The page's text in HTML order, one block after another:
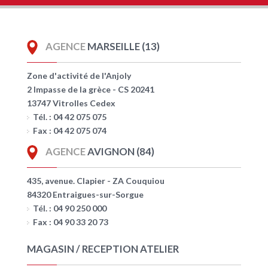
AGENCEMARSEILLE (13)
Zone d'activité de l'Anjoly
2 Impasse de la grèce - CS 20241
13747 Vitrolles Cedex
Tél. : 04 42 075 075
Fax : 04 42 075 074
AGENCEAVIGNON (84)
435, avenue. Clapier - ZA Couquiou
84320 Entraigues-sur-Sorgue
Tél. : 04 90 250 000
Fax : 04 90 33 20 73
MAGASIN / RECEPTION ATELIER